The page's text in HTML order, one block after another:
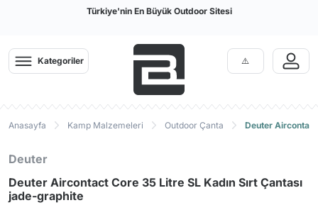
Türkiye'nin En Büyük Outdoor Sitesi
Kategoriler
Anasayfa Kamp Malzemeleri Outdoor Çanta Deuter Aircontact
Deuter
Deuter Aircontact Core 35 Litre SL Kadın Sırt Çantası
jade-graphite